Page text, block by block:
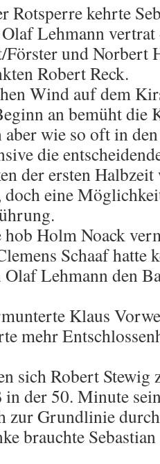
Rotsperre kehrte
Lehmann vertrat
und Norbert
Robert Reck.
Wind auf dem
an bemüht die
wie so oft in
die
der ersten
doch eine
Holm Noack
Schaaf hatte
Olaf Lehmann den
Klaus
mehr
sich Robert Stewig
der 50. Minute
zur Grundlinie
brauchte